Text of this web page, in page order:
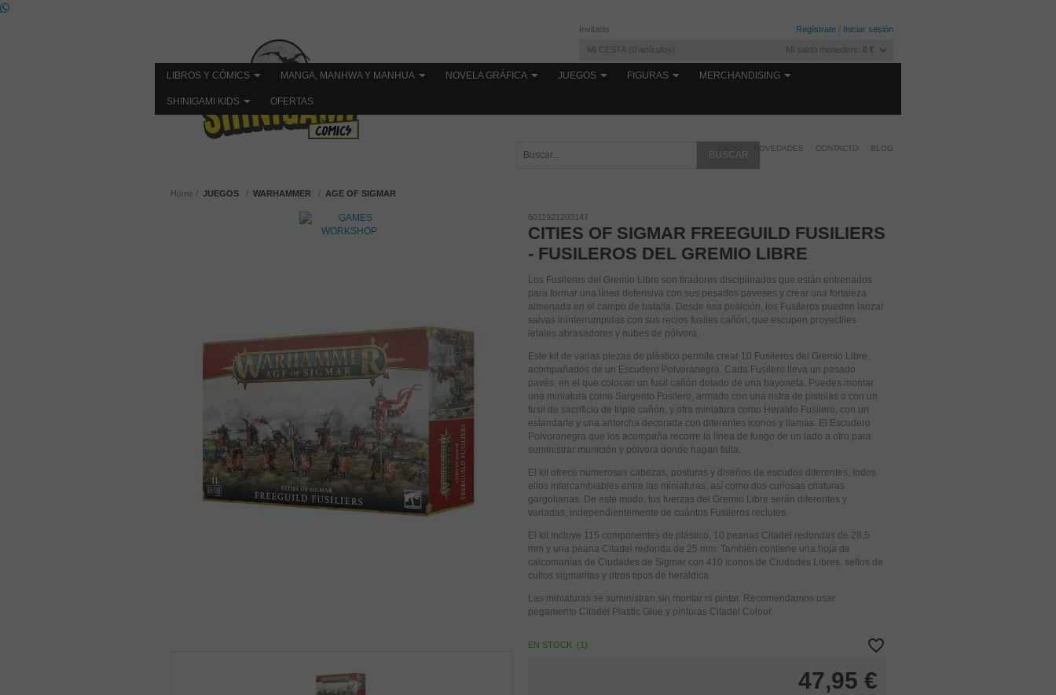
Invitado Regístrate / Iniciar sesión
MI CESTA 0 artículos Mi saldo monedero: 0 €
NOVEDADES CONTACTO BLOG
LIBROS Y CÓMICS MANGA, MANHWA Y MANHUA NOVELA GRÁFICA JUEGOS FIGURAS MERCHANDISING
SHINIGAMI KIDS OFERTAS
Home JUEGOS WARHAMMER AGE OF SIGMAR
5011921203147
CITIES OF SIGMAR FREEGUILD FUSILIERS
- FUSILEROS DEL GREMIO LIBRE
Los Fusileros del Gremio Libre son tiradores disciplinados que están entrenados
para formar una línea defensiva con sus pesados paveses y crear una fortaleza
almenada en el campo de batalla. Desde esa posición, los Fusileros pueden lanzar
salvas ininterrumpidas con sus recios fusiles cañón, que escupen proyectiles
letales abrasadores y nubes de pólvora.
Este kit de varias piezas de plástico permite crear 10 Fusileros del Gremio Libre,
acompañados de un Escudero Polvoranegra. Cada Fusilero lleva un pesado
pavés, en el que colocan un fusil cañón dotado de una bayoneta. Puedes montar
una miniatura como Sargento Fusilero, armado con una ristra de pistolas o con un
fusil de sacrificio de triple cañón, y otra miniatura como Heraldo Fusilero, con un
estandarte y una antorcha decorada con diferentes iconos y llamas. El Escudero
Polvoranegra que los acompaña recorre la línea de fuego de un lado a otro para
suministrar munición y pólvora donde hagan falta.
El kit ofrece numerosas cabezas, posturas y diseños de escudos diferentes, todos
ellos intercambiables entre las miniaturas, así como dos curiosas criaturas
gargolianas. De este modo, tus fuerzas del Gremio Libre serán diferentes y
variadas, independientemente de cuántos Fusileros reclutes.
El kit incluye 115 componentes de plástico, 10 peanas Citadel redondas de 28,5
mm y una peana Citadel redonda de 25 mm. También contiene una hoja de
calcomanías de Ciudades de Sigmar con 410 iconos de Ciudades Libres, sellos de
cultos sigmaritas y otros tipos de heráldica.
Las miniaturas se suministran sin montar ni pintar. Recomendamos usar
pegamento Citadel Plastic Glue y pinturas Citadel Colour.
EN STOCK (1 )
47,95 €